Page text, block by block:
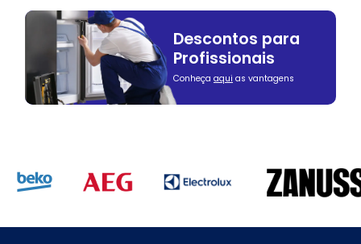
Descontos para
Profissionais
Conheça aqui as vantagens